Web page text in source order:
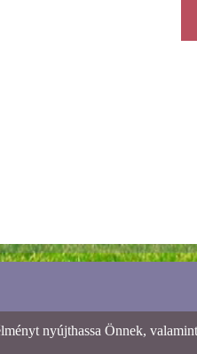
nyújthassa Önnek,